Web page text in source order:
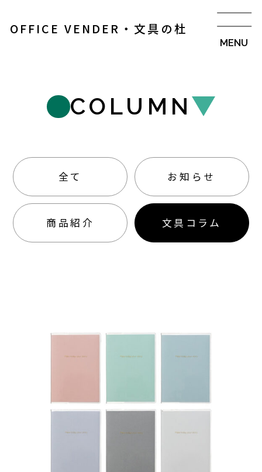
OFFICE VENDER・文具の杜
COLUMN
全て お知らせ
商品紹介 文具コラム